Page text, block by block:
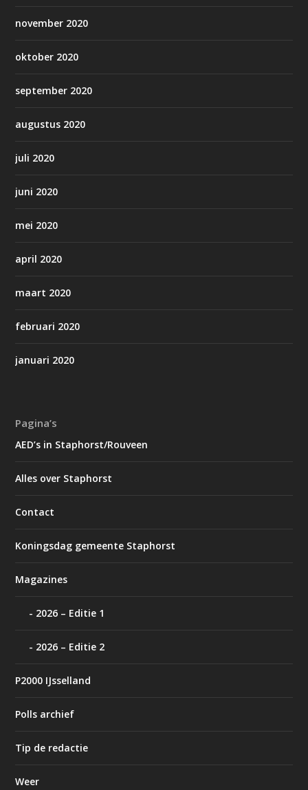
november 2020
oktober 2020
september 2020
augustus 2020
juli 2020
juni 2020
mei 2020
april 2020
maart 2020
februari 2020
januari 2020
Pagina’s
AED’s in Staphorst/Rouveen
Alles over Staphorst
Contact
Koningsdag gemeente Staphorst
Magazines
2026 – Editie 1
2026 – Editie 2
P2000 IJsselland
Polls archief
Tip de redactie
Weer